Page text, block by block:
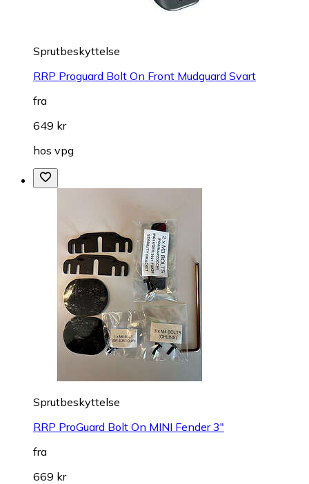
Sprutbeskyttelse
RRP Proguard Bolt On Front Mudguard Svart
fra
649 kr
hos vpg
Sprutbeskyttelse
RRP ProGuard Bolt On MINI Fender 3"
fra
669 kr